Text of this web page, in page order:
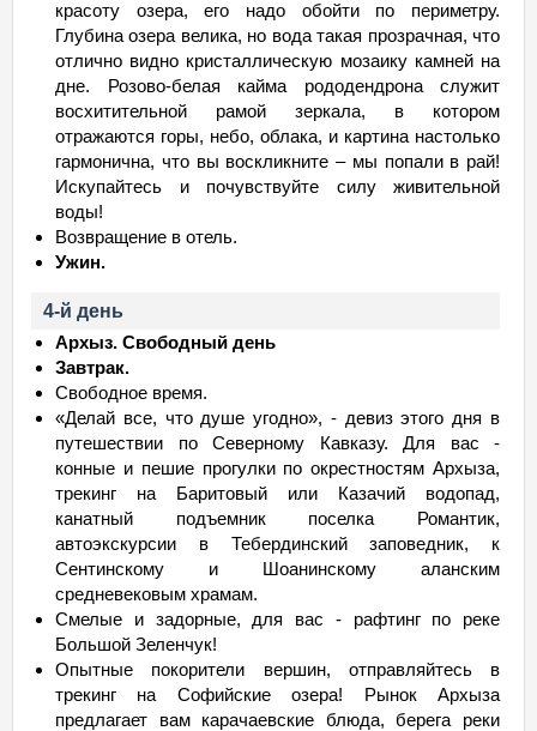
красоту озера, его надо обойти по периметру.
Глубина озера велика, но вода такая прозрачная, что
отлично видно кристаллическую мозаику камней на
дне. Розово-белая кайма рододендрона служит
восхитительной рамой зеркала, в котором
отражаются горы, небо, облака, и картина настолько
гармонична, что вы воскликните – мы попали в рай!
Искупайтесь и почувствуйте силу живительной
воды!
Возвращение в отель.
Ужин.
4-й день
Архыз. Свободный день
Завтрак.
Свободное время.
«Делай все, что душе угодно», - девиз этого дня в
путешествии по Северному Кавказу. Для вас -
конные и пешие прогулки по окрестностям Архыза,
трекинг на Баритовый или Казачий водопад,
канатный подъемник поселка Романтик,
автоэкскурсии в Тебердинский заповедник, к
Сентинскому и Шоанинскому аланским
средневековым храмам.
Смелые и задорные, для вас - рафтинг по реке
Большой Зеленчук!
Опытные покорители вершин, отправляйтесь в
трекинг на Софийские озера! Рынок Архыза
предлагает вам карачаевские блюда, берега реки